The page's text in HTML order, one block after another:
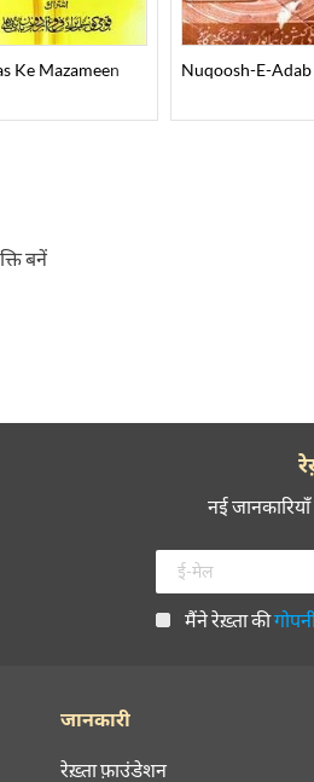
Ke Mazameen Nuqoosh-E-Adab
बनें
नई
मैंने रेख़्ता की
जानकारी
रेख़्ता फ़ाउंडेशन